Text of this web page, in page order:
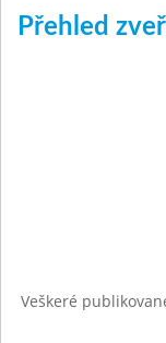
Přehled
Veškeré